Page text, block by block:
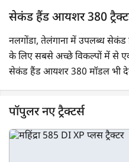
सेकंड हैंड आयशर 380 ट्रैक्टर
नलगोंडा, तेलंगाना में उपलब्ध
के लिए सबसे अच्छे विकल्पों में से
सेकंड हैंड आयशर 380 मॉडल भी
पॉपुलर नए ट्रैक्टर्स